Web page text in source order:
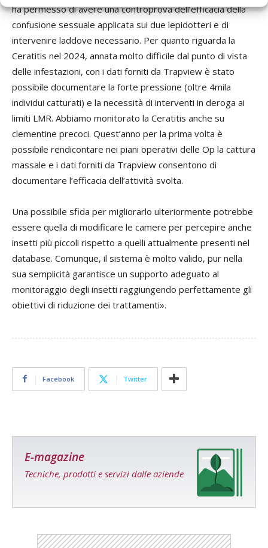
ha permesso di avere una controprova dell’efficacia della
confusione sessuale applicata sui due lepidotteri e di
intervenire laddove necessario. Per quanto riguarda la
Ceratitis nel 2024, annata molto difficile dal punto di vista
delle infestazioni, con i dati forniti da Trapview è stato
possibile documentare la forte pressione (oltre 4mila
individui catturati) e la necessità di interventi in deroga ai
limiti LMR. Abbiamo monitorato la Ceratitis anche su
clementine precoci. Quest’anno per la prima volta è
possibile rendicontare nei piani operativi delle Op la cattura
massale e i dati forniti da Trapview consentono di
documentare l’efficacia dell’attività svolta.
Una possibile sfida per migliorarlo ulteriormente potrebbe
essere quella di modificare le camere per percepire anche
insetti più piccoli rispetto a quelli attualmente presenti nel
database. Comunque, il sistema è molto valido, pur nella
sua semplicità garantisce un supporto adeguato al
monitoraggio degli insetti raggiungendo perfettamente gli
obiettivi di riduzione dei trattamenti».
Facebook Twitter
E-magazine
Tecniche, prodotti e servizi dalle aziende